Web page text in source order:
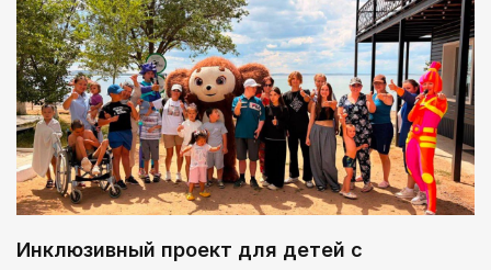
Инклюзивный проект для детей с